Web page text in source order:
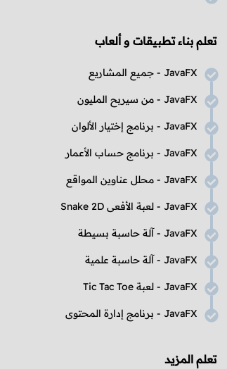
تعلم بناء تطبيقات و ألعاب
JavaFX - جميع المشاريع
JavaFX - من سيربح المليون
JavaFX - برنامج إختيار الألوان
JavaFX - برنامج حساب الأعمار
JavaFX - محلل عناوين المواقع
JavaFX - لعبة الأفعى Snake 2D
JavaFX - آلة حاسبة بسيطة
JavaFX - آلة حاسبة علمية
JavaFX - لعبة Tic Tac Toe
JavaFX - برنامج إدارة المحتوى
تعلم المزيد